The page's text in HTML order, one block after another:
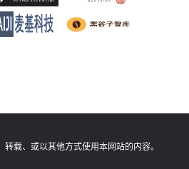
载、或以其他方式使用本网站的内容。